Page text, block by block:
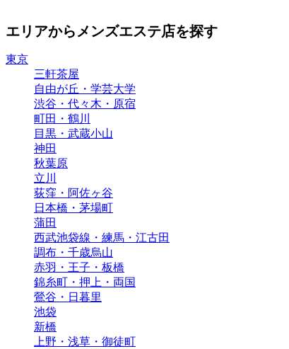
エリアからメンズエステ店を探す
東京
三軒茶屋
自由が丘・学芸大学
渋谷・代々木・原宿
町田・鶴川
目黒・武蔵小山
神田
秋葉原
立川
荻窪・阿佐ヶ谷
日本橋・茅場町
蒲田
西武池袋線・練馬・江古田
調布・千歳烏山
赤羽・王子・板橋
錦糸町・押上・両国
鶯谷・日暮里
池袋
新橋
上野・浅草・御徒町